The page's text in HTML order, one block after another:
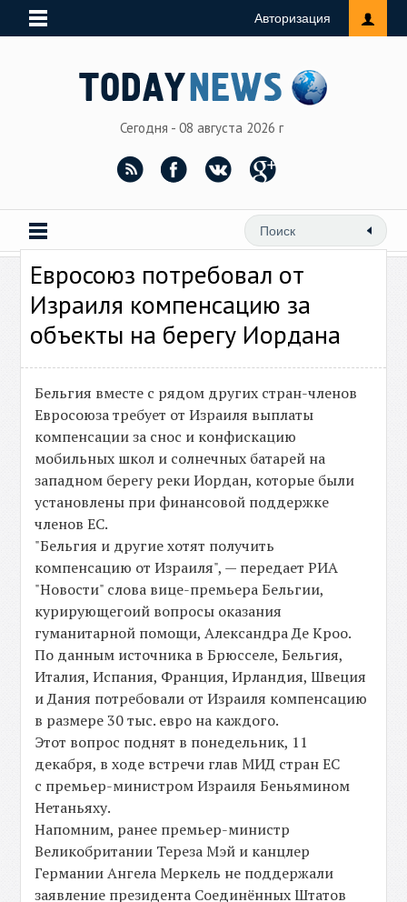
Авторизация
Сегодня - 08 августа 2026 г
Евросоюз потребовал от
Израиля компенсацию за
объекты на берегу Иордана
Бельгия вместе с рядом других стран-членов
Евросоюза требует от Израиля выплаты
компенсации за снос и конфискацию
мобильных школ и солнечных батарей на
западном берегу реки Иордан, которые были
установлены при финансовой поддержке
членов ЕС.
"Бельгия и другие хотят получить
компенсацию от Израиля", — передает РИА
"Новости" слова вице-премьера Бельгии,
курирующегоий вопросы оказания
гуманитарной помощи, Александра Де Кроо.
По данным источника в Брюсселе, Бельгия,
Италия, Испания, Франция, Ирландия, Швеция
и Дания потребовали от Израиля компенсацию
в размере 30 тыс. евро на каждого.
Этот вопрос поднят в понедельник, 11
декабря, в ходе встречи глав МИД стран ЕС
с премьер-министром Израиля Беньямином
Нетаньяху.
Напомним, ранее премьер-министр
Великобритании Тереза Мэй и канцлер
Германии Ангела Меркель не поддержали
заявление президента Соединённых Штатов